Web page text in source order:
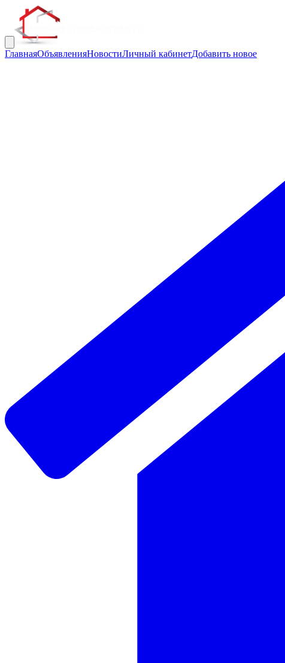
ГлавнаяОбъявленияНовостиЛичный кабинетДобавить новое